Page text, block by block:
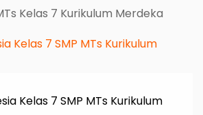
Kelas 7 Kurikulum Merdeka
Kelas 7 SMP MTs Kurikulum